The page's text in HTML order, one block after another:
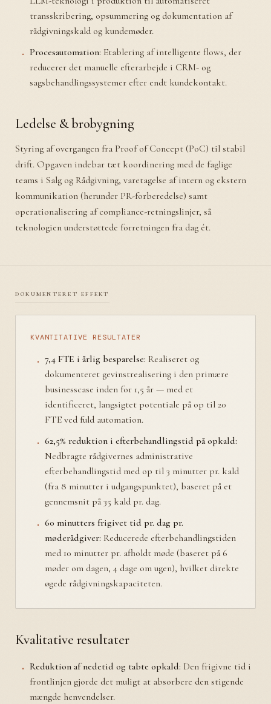
transskribering, opsummering og dokumentation af
rådgivningskald og kundemøder.
Procesautomation: Etablering af intelligente flows, der
reducerer det manuelle efterarbejde i CRM- og
sagsbehandlingssystemer efter endt kundekontakt.
Ledelse & brobygning
Styring af overgangen fra Proof of Concept (PoC) til stabil
drift. Opgaven indebar tæt koordinering med de faglige
teams i Salg og Rådgivning, varetagelse af intern og ekstern
kommunikation (herunder PR-forberedelse) samt
operationalisering af compliance-retningslinjer, så
teknologien understøttede forretningen fra dag ét.
dokumenteret effekt
KVANTITATIVE RESULTATER
7,4 FTE i årlig besparelse: Realiseret og
dokumenteret gevinstrealisering i den primære
businesscase inden for 1,5 år — med et
identificeret, langsigtet potentiale på op til 20
FTE ved fuld automation.
62,5% reduktion i efterbehandlingstid på opkald:
Nedbragte rådgivernes administrative
efterbehandlingstid med op til 3 minutter pr. kald
(fra 8 minutter i udgangspunktet), baseret på et
gennemsnit på 35 kald pr. dag.
60 minutters frigivet tid pr. dag pr.
møderådgiver: Reducerede efterbehandlingstiden
med 10 minutter pr. afholdt møde (baseret på 6
møder om dagen, 4 dage om ugen), hvilket direkte
øgede rådgivningskapaciteten.
Kvalitative resultater
Reduktion af nedetid og tabte opkald: Den frigivne tid i
frontlinjen gjorde det muligt at absorbere den stigende
mængde henvendelser.